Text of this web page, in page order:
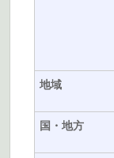
地域
国・地方